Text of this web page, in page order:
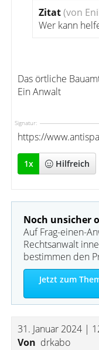
Zitat(von
Wer kann
Das örtliche
Ein Anwalt
Signatur:
https://
1x Hilfreich
Noch unsicher
Auf Frag-einen-
Rechtsanwalt
bestimmen den
Jetzt zum
31. Januar 2024 |
Von drkabo